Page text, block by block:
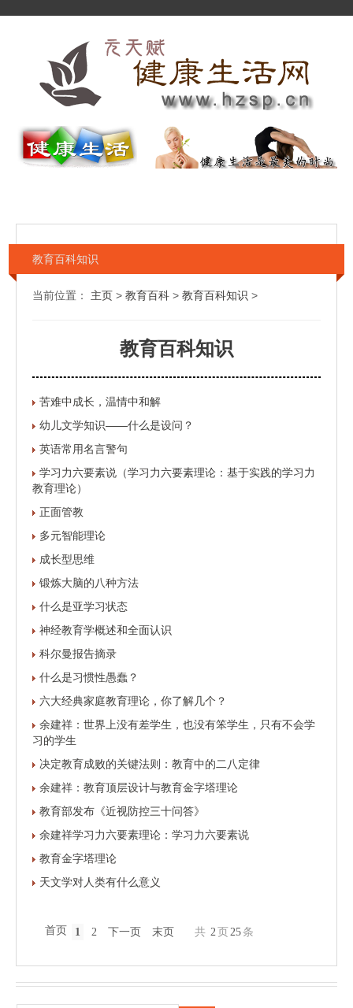
教育百科知识
当前位置： 主页 > 教育百科 > 教育百科知识 >
教育百科知识
苦难中成长，温情中和解
幼儿文学知识——什么是设问？
英语常用名言警句
学习力六要素说（学习力六要素理论：基于实践的学习力
教育理论）
正面管教
多元智能理论
成长型思维
锻炼大脑的八种方法
什么是亚学习状态
神经教育学概述和全面认识
科尔曼报告摘录
什么是习惯性愚蠢？
六大经典家庭教育理论，你了解几个？
余建祥：世界上没有差学生，也没有笨学生，只有不会学
习的学生
决定教育成败的关键法则：教育中的二八定律
余建祥：教育顶层设计与教育金字塔理论
教育部发布《近视防控三十问答》
余建祥学习力六要素理论：学习力六要素说
教育金字塔理论
天文学对人类有什么意义
首页 1 2 下一页 末页 共 2 页 25 条